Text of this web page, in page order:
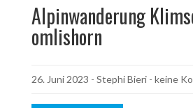
Alpinwanderung
omlishorn
26. Juni 2023 - Stephi Bieri - keine